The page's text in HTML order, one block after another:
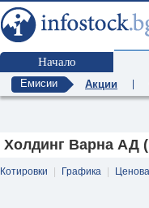
Начало
Емисии Акции
Холдинг Варна АД
Котировки Графика